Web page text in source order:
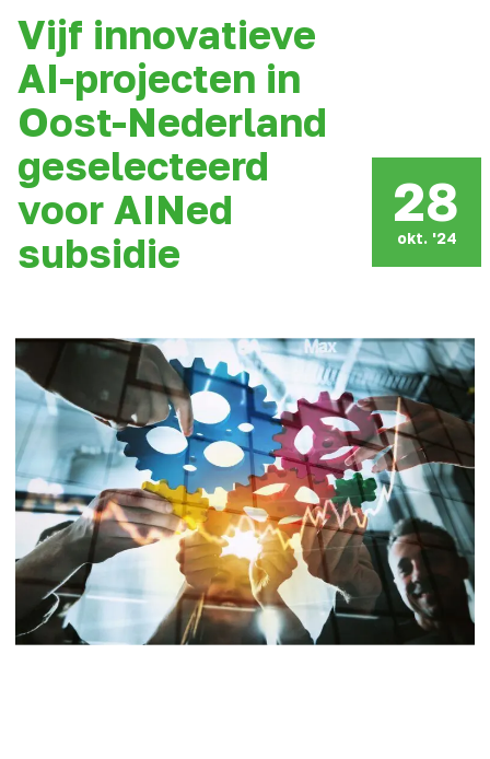
Vijf innovatieve
AI-projecten in
Oost-Nederland
geselecteerd
voor AINed
subsidie
28
okt. '24